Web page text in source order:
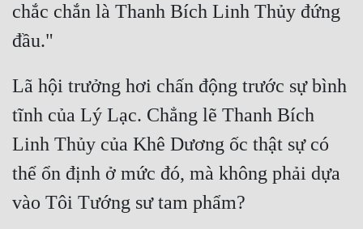
chắc chắn là Thanh Bích Linh Thủy đứng
Lã hội trưởng hơi chấn động trước sự bình
tĩnh của Lý Lạc. Chẳng lẽ Thanh Bích
Linh Thủy của Khê Dương ốc thật sự có
thể ổn định ở mức đó, mà không phải dựa